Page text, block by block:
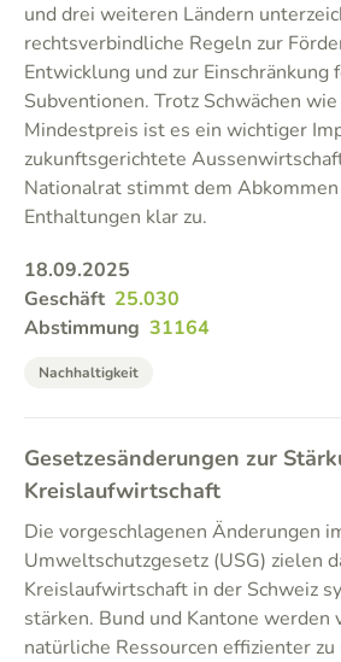
und drei weiteren Ländern
rechtsverbindliche Regeln zur
Entwicklung und zur Einschränkung
Subventionen. Trotz Schwächen
Mindestpreis ist es ein wichtiger
zukunftsgerichtete
Nationalrat stimmt dem
Enthaltungen klar zu.
18.09.2025
Geschäft 25.030
Abstimmung 31164
Nachhaltigkeit
Gesetzesänderungen zur
Kreislaufwirtschaft
Die vorgeschlagenen Änderungen
Umweltschutzgesetz (USG) zielen
Kreislaufwirtschaft in der Schweiz
stärken. Bund und Kantone werden
natürliche Ressourcen effizienter zu